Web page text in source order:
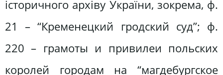
історичного архіву України, зокрема, ф.
21 – “Кременецкий гродский суд”; ф.
220 – грамоты и привилеи польских
королей городам на “магдебургское